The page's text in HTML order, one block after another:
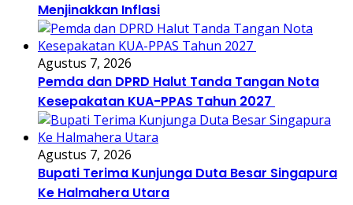
Menjinakkan Inflasi
Agustus 7, 2026
Pemda dan DPRD Halut Tanda Tangan Nota
Kesepakatan KUA-PPAS Tahun 2027
Agustus 7, 2026
Bupati Terima Kunjunga Duta Besar Singapura
Ke Halmahera Utara